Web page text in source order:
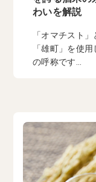
わいを解説
「オマチスト
「雄町」を使
の呼称です...